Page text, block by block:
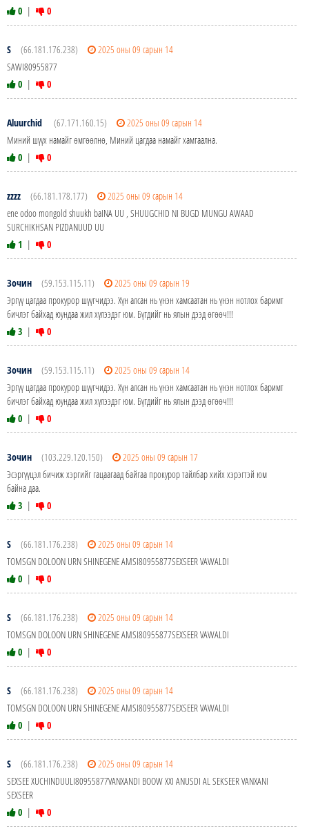
0 | 0
S (66.181.176.238)
2025 оны 09 сарын 14
SAWI80955877
0 | 0
Aluurchid (67.171.160.15)
2025 оны 09 сарын 14
Миний шүүх намайг өмгөөлнө, Миний цагдаа намайг хамгаална.
0 | 0
zzzz (66.181.178.177)
2025 оны 09 сарын 14
ene odoo mongold shuukh baINA UU , SHUUGCHID NI BUGD MUNGU AWAAD
SURCHIKHSAN PIZDANUUD UU
1 | 0
Зочин (59.153.115.11)
2025 оны 09 сарын 19
Эргүү цагдаа прокурор шүүгчидээ. Хүн алсан нь үнэн хамсаатан нь үнэн нотлох баримт
бичлэг байхад юундаа жил хүлээдэг юм. Бүгдийг нь ялын дээд өгөөч!!!
3 | 0
Зочин (59.153.115.11)
2025 оны 09 сарын 14
Эргүү цагдаа прокурор шүүгчидээ. Хүн алсан нь үнэн хамсаатан нь үнэн нотлох баримт
бичлэг байхад юундаа жил хүлээдэг юм. Бүгдийг нь ялын дээд өгөөч!!!
0 | 0
Зочин (103.229.120.150)
2025 оны 09 сарын 17
Эсэргүүцэл бичиж хэргийг гацаагаад байгаа прокурор тайлбар хийх хэрэгтэй юм
байна даа.
3 | 0
S (66.181.176.238)
2025 оны 09 сарын 14
TOMSGN DOLOON URN SHINEGENE AMSI80955877SEXSEER VAWALDI
0 | 0
S (66.181.176.238)
2025 оны 09 сарын 14
TOMSGN DOLOON URN SHINEGENE AMSI80955877SEXSEER VAWALDI
0 | 0
S (66.181.176.238)
2025 оны 09 сарын 14
TOMSGN DOLOON URN SHINEGENE AMSI80955877SEXSEER VAWALDI
0 | 0
S (66.181.176.238)
2025 оны 09 сарын 14
SEXSEE XUCHINDUULI80955877VANXANDI BOOW XXI ANUSDI AL SEKSEER VANXANI
SEXSEER
0 | 0